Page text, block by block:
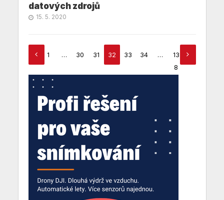
datových zdrojů
15. 5. 2020
1 … 30 31 32 33 34 …
13
8